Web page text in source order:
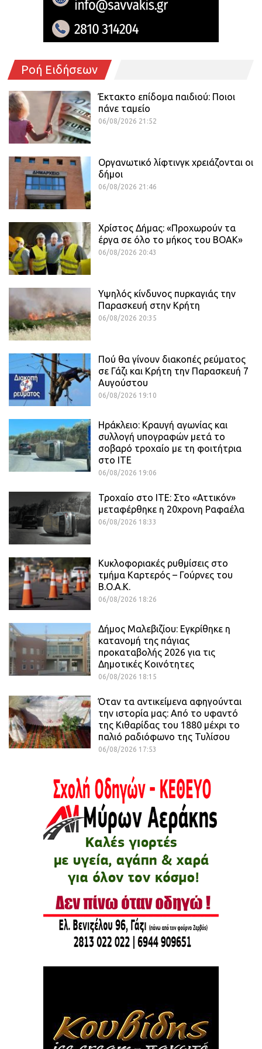
Ροή Ειδήσεων
Έκτακτο επίδομα παιδιού: Ποιοι
πάνε ταμείο
06/08/2026 21:52
Οργανωτικό λίφτινγκ χρειάζονται οι
δήμοι
06/08/2026 21:46
Χρίστος Δήμας: «Προχωρούν τα
έργα σε όλο το μήκος του ΒΟΑΚ»
06/08/2026 20:43
Υψηλός κίνδυνος πυρκαγιάς την
Παρασκευή στην Κρήτη
06/08/2026 20:35
Πού θα γίνουν διακοπές ρεύματος
σε Γάζι και Κρήτη την Παρασκευή 7
Αυγούστου
06/08/2026 19:10
Ηράκλειο: Κραυγή αγωνίας και
συλλογή υπογραφών μετά το
σοβαρό τροχαίο με τη φοιτήτρια
στο ΙΤΕ
06/08/2026 19:06
Τροχαίο στο ΙΤΕ: Στο «Αττικόν»
μεταφέρθηκε η 20χρονη Ραφαέλα
06/08/2026 18:33
Κυκλοφοριακές ρυθμίσεις στο
τμήμα Καρτερός – Γούρνες του
Β.Ο.Α.Κ.
06/08/2026 18:26
Δήμος Μαλεβιζίου: Εγκρίθηκε η
κατανομή της πάγιας
προκαταβολής 2026 για τις
Δημοτικές Κοινότητες
06/08/2026 18:15
Όταν τα αντικείμενα αφηγούνται
την ιστορία μας: Από το υφαντό
της Κιθαρίδας του 1880 μέχρι το
παλιό ραδιόφωνο της Τυλίσου
06/08/2026 17:53